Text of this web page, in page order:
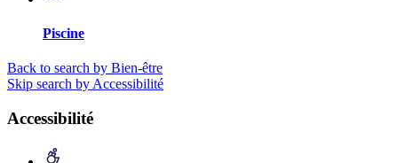
Piscine
Back to search by Bien-être
Skip search by Accessibilité
Accessibilité